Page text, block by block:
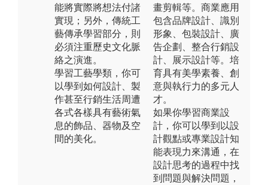
能將實際將想法付諸
實現；另外，傳統工
藝傳承學習部分，則
必須注重歷史文化脈
絡之演進。
學習工藝學類，你可
以學到如何設計、製
作甚至行銷生活周遭
各式各樣具有藝術氣
息的飾品、器物及空
間的美化。
畫剪輯等。商業應用
包含品牌設計、識別
形象、包裝設計、廣
告企劃、整合行銷設
計、展示設計等。培
育具有美學素養、創
意與執行力的多元人
才。
如果你學習商業設
計，你可以學到以設
計觀點或專業設計知
能表現力來溝通，在
設計思考的過程中找
到問題與解決問題，